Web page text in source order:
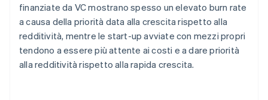
finanziate da VC mostrano spesso un elevato burn rate
a causa della priorità data alla crescita rispetto alla
redditività, mentre le start-up avviate con mezzi propri
tendono a essere più attente ai costi e a dare priorità
alla redditività rispetto alla rapida crescita.